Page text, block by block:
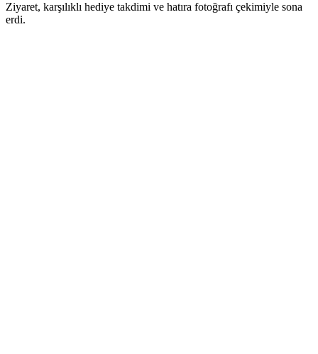
Ziyaret, karşılıklı hediye takdimi ve hatıra fotoğrafı çekimiyle sona
erdi.